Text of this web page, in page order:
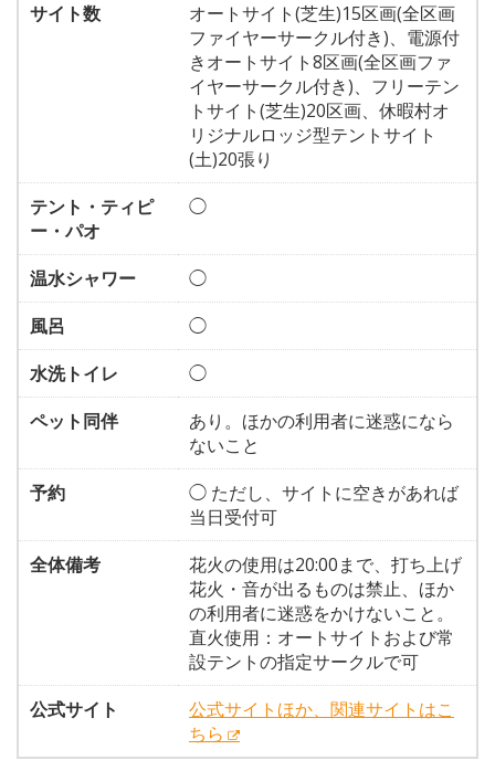
サイト数
オートサイト(芝生)15区画(全区画
ファイヤーサークル付き)、電源付
きオートサイト8区画(全区画ファ
イヤーサークル付き)、フリーテン
トサイト(芝生)20区画、休暇村オ
リジナルロッジ型テントサイト
(土)20張り
テント・ティピ
ー・パオ
◯
温水シャワー
◯
風呂
◯
水洗トイレ
◯
ペット同伴
あり。ほかの利用者に迷惑になら
ないこと
予約
◯ ただし、サイトに空きがあれば
当日受付可
全体備考
花火の使用は20:00まで、打ち上げ
花火・音が出るものは禁止、ほか
の利用者に迷惑をかけないこと。
直火使用：オートサイトおよび常
設テントの指定サークルで可
公式サイト
公式サイトほか、関連サイトはこ
ちら